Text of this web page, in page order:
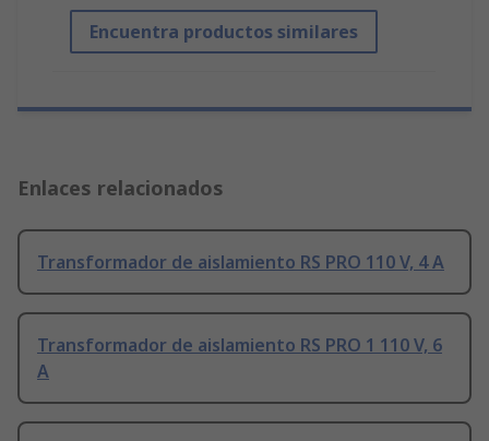
Encuentra productos similares
Enlaces relacionados
Transformador de aislamiento RS PRO 110 V, 4 A
Transformador de aislamiento RS PRO 1 110 V, 6
A